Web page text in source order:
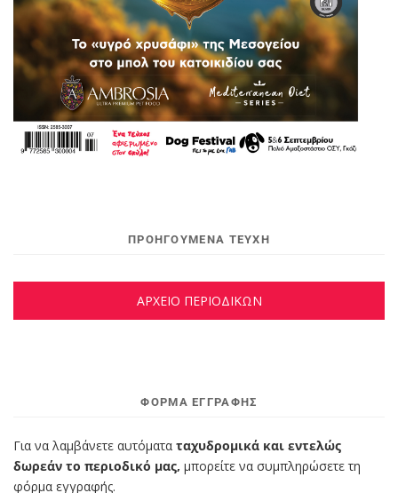
ΠΡΟΗΓΟΥΜΕΝΑ ΤΕΥΧΗ
ΑΡΧΕΙΟ ΠΕΡΙΟΔΙΚΩΝ
ΦΌΡΜΑ ΕΓΓΡΑΦΉΣ
Για να λαμβάνετε αυτόματα ταχυδρομικά και εντελώς
δωρεάν το περιοδικό μας, μπορείτε να συμπληρώσετε τη
φόρμα εγγραφής.